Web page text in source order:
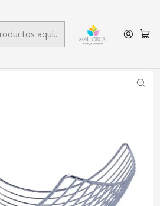
Menaje Cesta para Frutas Roma